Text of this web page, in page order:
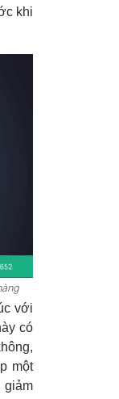
khi
với
có
một
giảm